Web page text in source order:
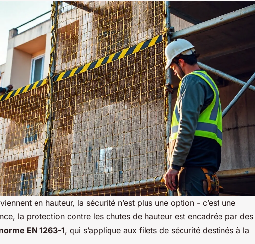
en hauteur, la sécurité n’est plus une option - c’est une
la protection contre les chutes de hauteur est encadrée par des
norme EN 1263-1, qui s’applique aux filets de sécurité destinés à la